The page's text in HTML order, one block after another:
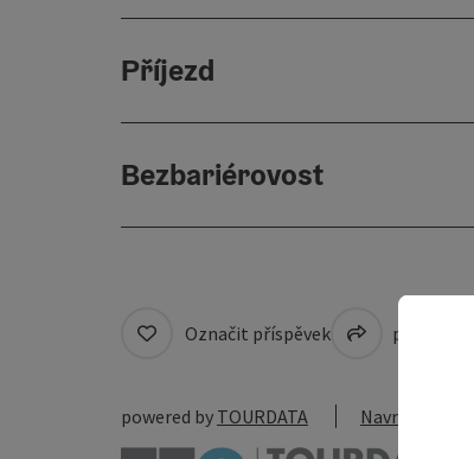
Příjezd
Bezbariérovost
Označit příspěvek přejít na
powered by TOURDATA Navrhnout